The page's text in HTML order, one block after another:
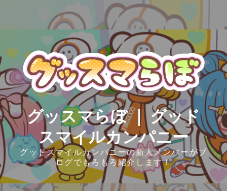
グッスマらぼ ｜ グッド
スマイルカンパニー
グッドスマイルカンパニーの新人メンバーがブ
ログでもろもろ紹介します！